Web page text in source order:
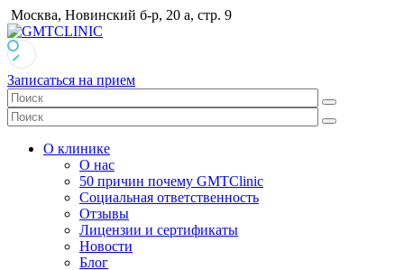
Москва, Новинский б-р, 20 а, стр. 9
Записаться на прием
О клинике
О нас
50 причин почему GMTClinic
Социальная ответственность
Отзывы
Лицензии и сертификаты
Новости
Блог